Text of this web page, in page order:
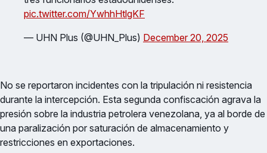
pic.twitter.com/YwhhHtlgKF
— UHN Plus (@UHN_Plus) December 20, 2025
No se reportaron incidentes con la tripulación ni resistencia
durante la intercepción. Esta segunda confiscación agrava la
presión sobre la industria petrolera venezolana, ya al borde de
una paralización por saturación de almacenamiento y
restricciones en exportaciones.